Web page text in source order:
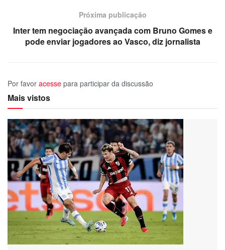
Próxima publicação
Inter tem negociação avançada com Bruno Gomes e
pode enviar jogadores ao Vasco, diz jornalista
Por favor acesse para participar da discussão
Mais vistos